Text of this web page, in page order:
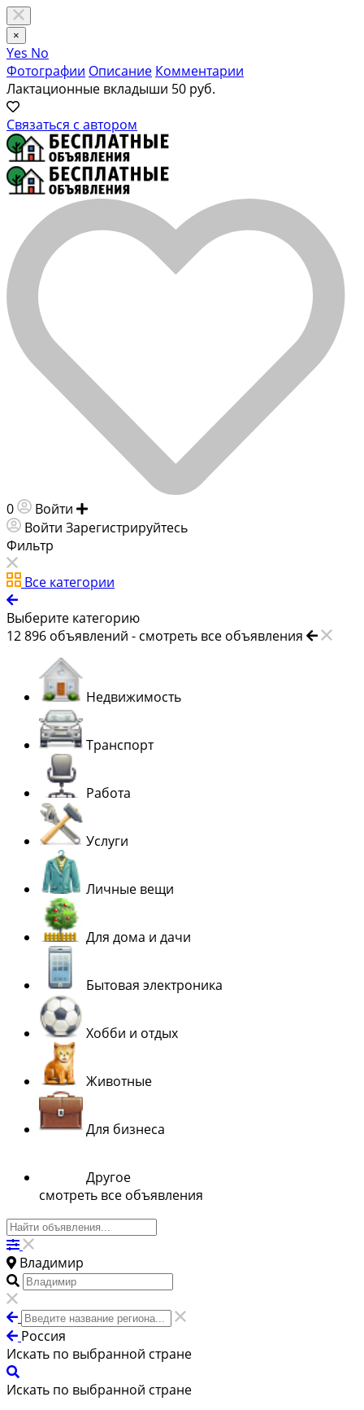
×
Yes No
Фотографии Описание Комментарии
Лактационные вкладыши 50 руб.
Связаться с автором
0 Войти
Войти Зарегистрируйтесь
Фильтр
Все категории
Выберите категорию
12 896 объявлений - смотреть все объявления
Недвижимость
Транспорт
Работа
Услуги
Личные вещи
Для дома и дачи
Бытовая электроника
Хобби и отдых
Животные
Для бизнеса
Другое
смотреть все объявления
Владимир
Россия
Искать по выбранной стране
Искать по выбранной стране